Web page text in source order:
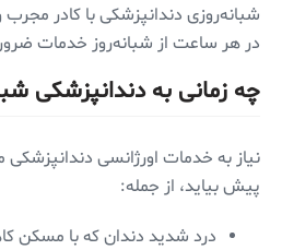
شبانه‌روزی دندانپزشکی با کادر مجرب
در هر ساعت از شبانه‌روز خدمات
چه زمانی به دندانپزشکی
نیاز به خدمات اورژانسی
پیش بیاید، از جمله:
درد شدید دندان که با مسکن